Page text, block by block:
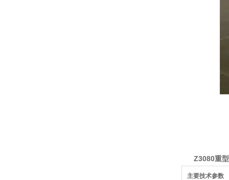
Z3080重
主要技术参数